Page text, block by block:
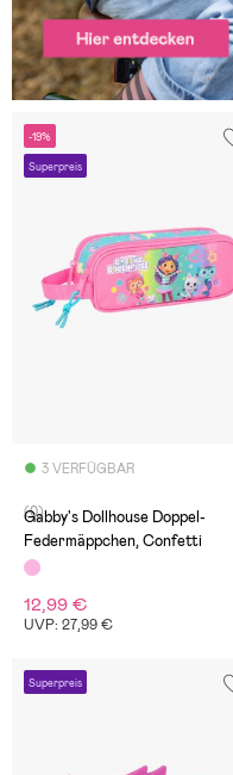
-19%
Superpreis
3 VERFÜGBAR
(0)
Gabby's Dollhouse Doppel-
Federmäppchen, Confetti
12,99 €
UVP: 27,99 €
Superpreis